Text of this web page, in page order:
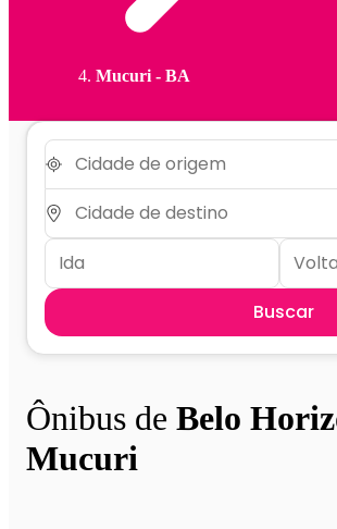
Mucuri - BA
Buscar
Ônibus de Belo
Mucuri